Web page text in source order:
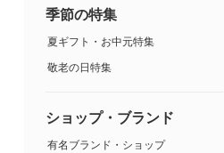
季節の特集
夏ギフト・お中元特集
敬老の日特集
ショップ・ブランド
有名ブランド・ショップ